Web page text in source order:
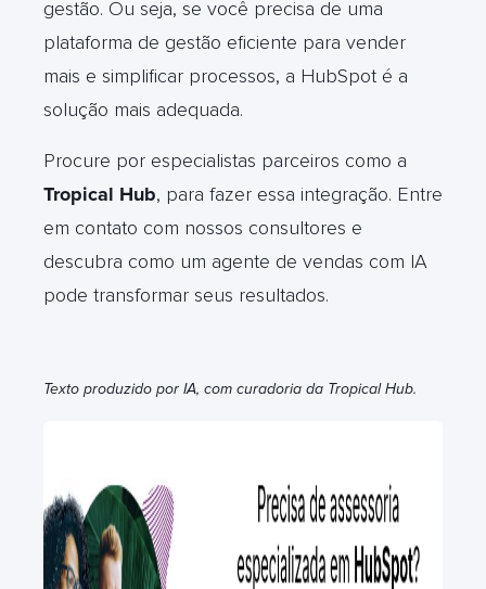
gestão. Ou seja, se você precisa de uma
plataforma de gestão eficiente para vender
mais e simplificar processos, a HubSpot é a
solução mais adequada.
Procure por especialistas parceiros como a
Tropical Hub, para fazer essa integração. Entre
em contato com nossos consultores e
descubra como um agente de vendas com IA
pode transformar seus resultados.
Texto produzido por IA, com curadoria da Tropical Hub.